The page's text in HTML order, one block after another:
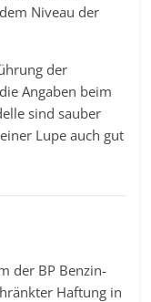
Niveau der
der
Angaben beim
sind sauber
Lupe auch gut
der BP Benzin-
Haftung in